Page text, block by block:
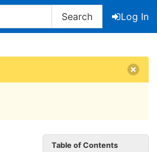
Search
Log In
Table of Contents